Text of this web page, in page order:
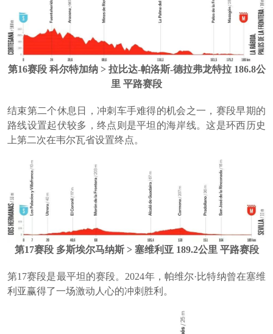
第16赛段 科尔特加纳 > 拉比达-帕洛斯-德拉弗龙特拉 186.8公
里 平路赛段
结束第二个休息日，冲刺车手难得的机会之一，赛段早期的
路线设置起伏较多，终点则是平坦的海岸线。这是环西历史
上第二次在韦尔瓦省设置终点。
第17赛段 多斯埃尔马纳斯 > 塞维利亚 189.2公里 平路赛段
第17赛段是最平坦的赛段。2024年，帕维尔·比特纳曾在塞维
利亚赢得了一场激动人心的冲刺胜利。